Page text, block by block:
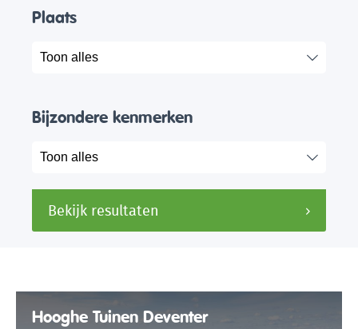
Plaats
Bijzondere kenmerken
Bekijk resultaten
Hooghe Tuinen Deventer